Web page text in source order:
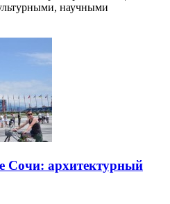
научными
Сочи: архитектурный